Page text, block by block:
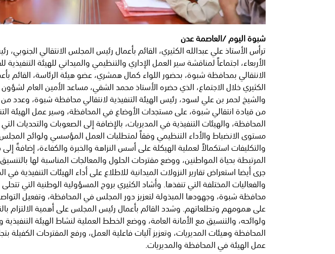
شبوة اليوم /العاصمة عدن
ترأس الأستاذ علي عبدالله الكثيري، القائم بأعمال رئيس المجلس الانتقالي الجنوبي،
الأربعاء، اجتماعاً لمناقشة سير العمل الإداري والتنظيمي والميداني للهيئة
الانتقالي بمحافظة شبوة، بحضور اللواء كمال همشري، عضو هيئة الرئاسة، القائم
الكثيري خلال الاجتماع، الذي حضره الأستاذ محمد الشقي، مساعد الأمين العام
والشيخ لحمر بن علي لسود، رئيس الهيئة التنفيذية لانتقالي محافظة شبوة، وعدد من
من قيادة انتقالي شبوة، على مستجدات الأوضاع في المحافظة، وسير عمل الهيئة
المحافظة، والهيئات التنفيذية في المديريات، بالإضافة إلى الصعوبات والتحديات
مستوى الانضباط والأداء التنظيمي وفقاً لمتطلبات العمل المؤسسي ولوائح
والتكليفات استكمالاً لعملية الهيكلة على أسس النزاهة والخبرة والكفاءة، إضافةً
المرتبطة بحياة المواطنين، ووضع مقترحات الحلول والمعالجات المناسبة لها
جرى أيضا استعراض تقارير النزولات الميدانية للاطلاع على أداء الهيئات التنفيذية في
والفعاليات المختلفة التي تنفذها. وأشاد الكثيري بروح المسؤولية الوطنية التي تتحلى
محافظة شبوة، وجهودها المبذولة لتعزيز دور المجلس في المحافظة، وتفعيل
على همومهم وتطلعاتهم. وشدد القائم بأعمال رئيس المجلس على أهمية الالتزام
ولوائحه، والتنسيق مع الأمانة العامة، ووضع الخطط العملية لنشاط الهيئة التنفيذية
المحافظة وهيئات المديريات، وتعزيز آليات فاعلية العمل، ورفع المقترحات الكفيلة
عمل الهيئة في المحافظة والمديريات.